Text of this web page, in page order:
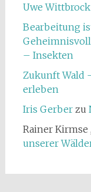
Uwe Wittbrock
Bearbeitung
– Insekten
Zukunft Wald
erleben
Iris Gerberzu
Rainer Kirmse
unserer